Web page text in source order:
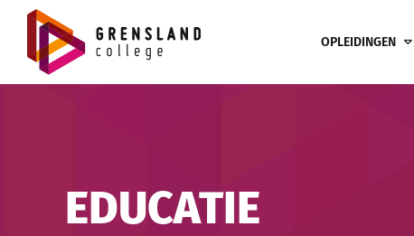
inhoud
OPLEIDINGEN
EDUCATIE